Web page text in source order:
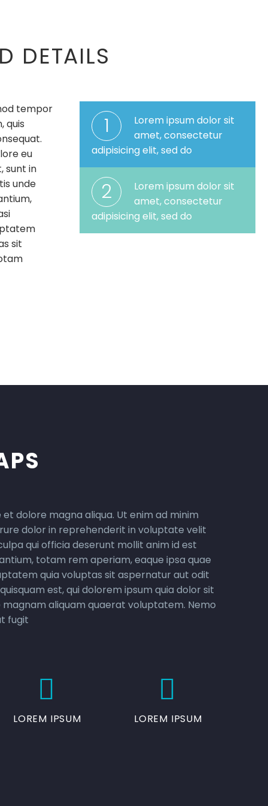
DETAILS
tempor
quis
eu
sunt in
unde
sit
1
Lorem ipsum dolor sit
amet, consectetur
adipisicing elit, sed do
2
Lorem ipsum dolor sit
amet, consectetur
adipisicing elit, sed do
dolore magna aliqua. Ut enim ad minim
dolor in reprehenderit in voluptate velit
qui officia deserunt mollit anim id est
totam rem aperiam, eaque ipsa quae
quia voluptas sit aspernatur aut odit
est, qui dolorem ipsum quia dolor sit
aliquam quaerat voluptatem. Nemo
fugit


LOREM IPSUM


LOREM IPSUM